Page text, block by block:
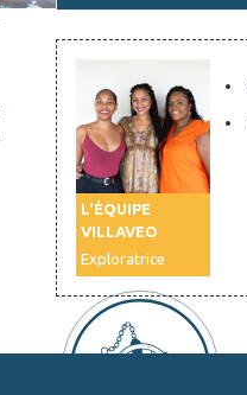
L'ÉQUIPE
VILLAVEO
Exploratrice